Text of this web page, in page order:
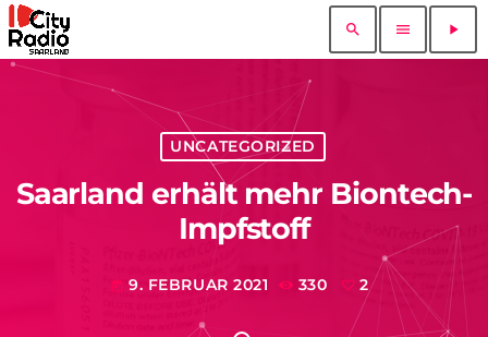
search menu play_arrow
UNCATEGORIZED
Saarland erhält mehr Biontech-
Impfstoff
today 9. FEBRUAR 2021 330 2